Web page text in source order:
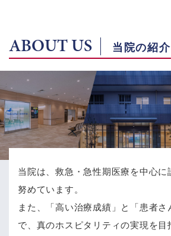
ABOUT US 当院の紹介
当院は、救急・急性期医療を中心に
努めています。
また、「高い治療成績」と「患者さ
で、 真のホスピタリティの実現を目